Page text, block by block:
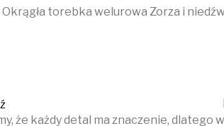
że każdy detal ma znaczenie, dlatego